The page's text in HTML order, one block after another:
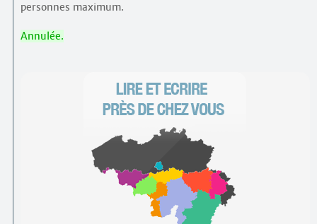
personnes maximum.
Annulée.